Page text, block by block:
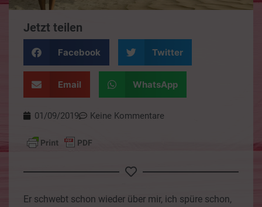
Jetzt teilen
Facebook Twitter
Email WhatsApp
01/09/2019 Keine Kommentare
Er schwebt schon wieder über mir, ich spüre schon,